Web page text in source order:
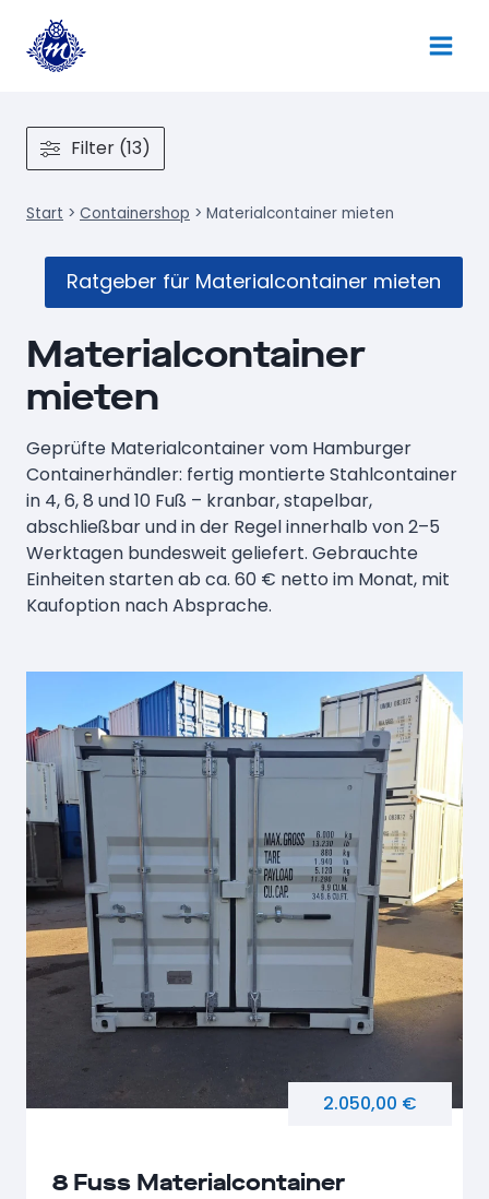
Inhalt
springen
Filter (13)
Start > Containershop > Materialcontainer mieten
Ratgeber für Materialcontainer mieten
Materialcontainer
mieten
Geprüfte Materialcontainer vom Hamburger
Containerhändler: fertig montierte Stahlcontainer
in 4, 6, 8 und 10 Fuß – kranbar, stapelbar,
abschließbar und in der Regel innerhalb von 2–5
Werktagen bundesweit geliefert. Gebrauchte
Einheiten starten ab ca. 60 € netto im Monat, mit
Kaufoption nach Absprache.
8 Fuss Materialcontainer
2.050,00 €